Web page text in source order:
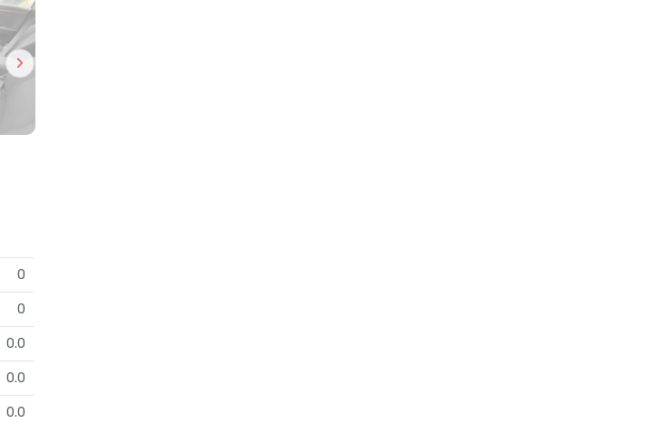
0
0
0.0
0.0
0.0